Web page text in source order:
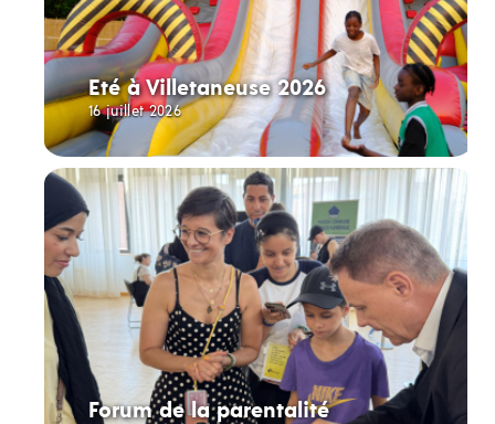
Eté à Villetaneuse 2026
16 juillet 2026
Forum de la parentalité